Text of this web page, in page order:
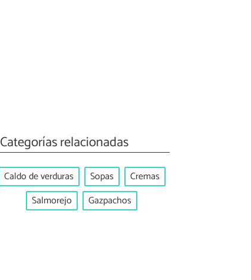
Categorías relacionadas
Caldo de verduras Sopas
Cremas
Salmorejo
Gazpachos